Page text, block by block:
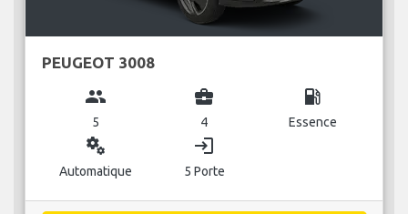
PEUGEOT 3008
group
5
business_center
4
local_gas_station
Essence
miscellaneous_services
Automatique
login
5 Porte